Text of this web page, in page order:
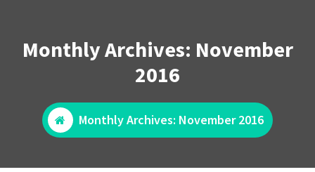
Monthly Archives: November
2016
Monthly Archives: November 2016